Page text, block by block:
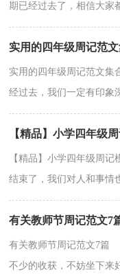
期已经过去了，相信大家
不是在写周记，就是在准
实用的四年级周记范
实用的四年级周记范文
经过去，我们一定有印象
吧。你所见过的周记应该
【精品】小学四年级
【精品】小学四年级周
结束了，我们对人和事情
怎么能落下！怎样写好周
有关教师节周记范文7
有关教师节周记范文7篇
不少的收获，不妨坐下来